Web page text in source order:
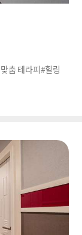
춤 테라피#힐링